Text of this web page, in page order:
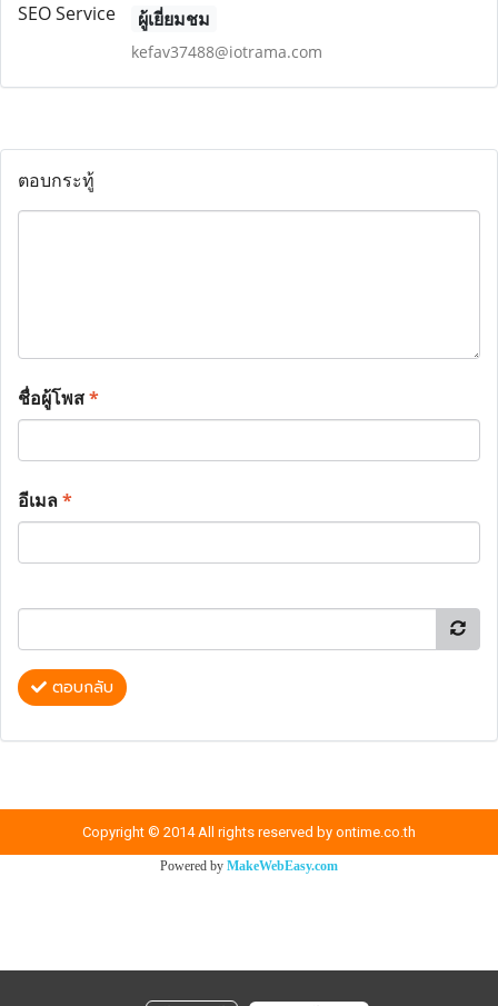
ผู้เยี่ยมชม
kefav37488@iotrama.com
ตอบกระทู้
ชื่อผู้โพส*
อีเมล*
ตอบกลับ
Copyright © 2014 All rights reserved by ontime.co.th
Powered by MakeWebEasy.com